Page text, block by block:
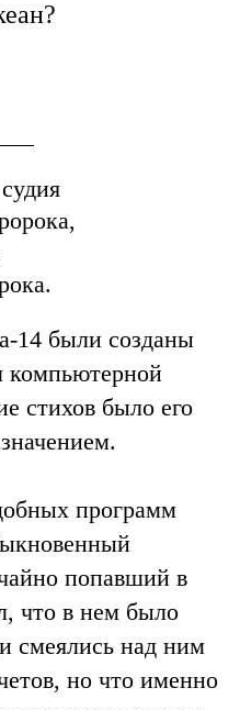
14 были созданы
компьютерной
стихов было его
программ
попавший в
что в нем было
смеялись над ним
но что именно